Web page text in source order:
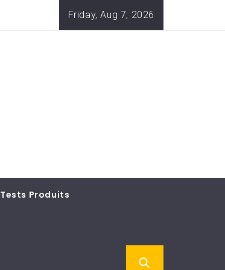
Friday, Aug 7, 2026
Tests Produits